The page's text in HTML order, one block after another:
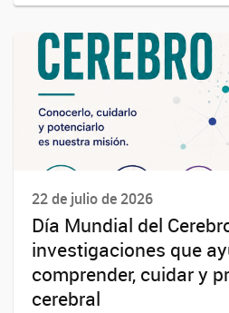
22 de julio de 2026
Día Mundial del
investigaciones que
comprender, cuidar y
cerebral